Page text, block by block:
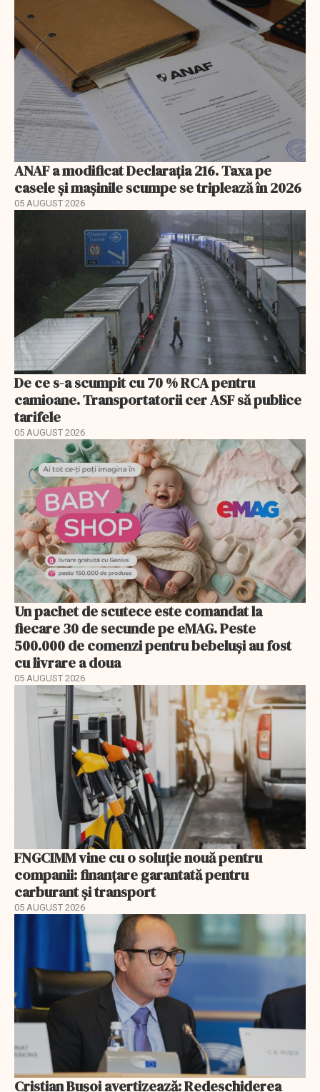
ANAF a modificat Declarația 216. Taxa pe
casele și mașinile scumpe se triplează în 2026
05 AUGUST 2026
De ce s-a scumpit cu 70 % RCA pentru
camioane. Transportatorii cer ASF să publice
tarifele
05 AUGUST 2026
Un pachet de scutece este comandat la
fiecare 30 de secunde pe eMAG. Peste
500.000 de comenzi pentru bebeluși au fost
cu livrare a doua
05 AUGUST 2026
FNGCIMM vine cu o soluție nouă pentru
companii: finanțare garantată pentru
carburant și transport
05 AUGUST 2026
Cristian Bușoi avertizează: Redeschiderea